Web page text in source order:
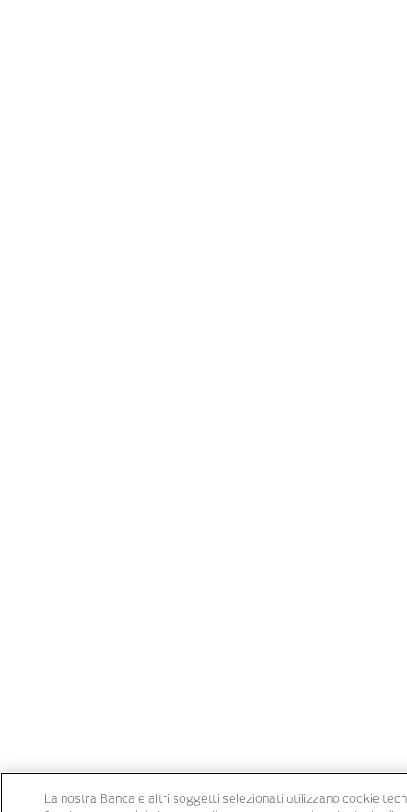
La nostra Banca e altri soggetti selezionati utilizzano cookie